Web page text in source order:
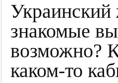
знакомые
возможно?
каком-то